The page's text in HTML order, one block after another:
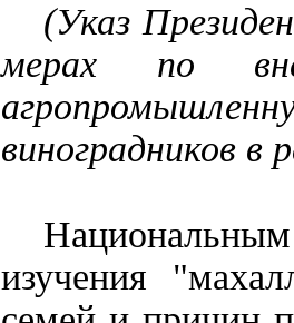
(Указ
мерах по
виноградников в
изучения